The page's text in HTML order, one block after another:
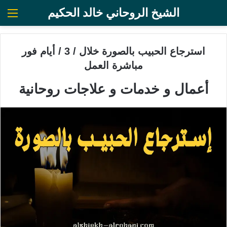
الشيخ الروحاني خالد الحكيم
استرجاع الحبيب بالصورة خلال / 3 / أيام فور
مباشرة العمل
أعمال و خدمات و علاجات روحانية